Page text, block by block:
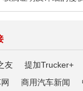
友 提加Trucker+
商用汽车新闻